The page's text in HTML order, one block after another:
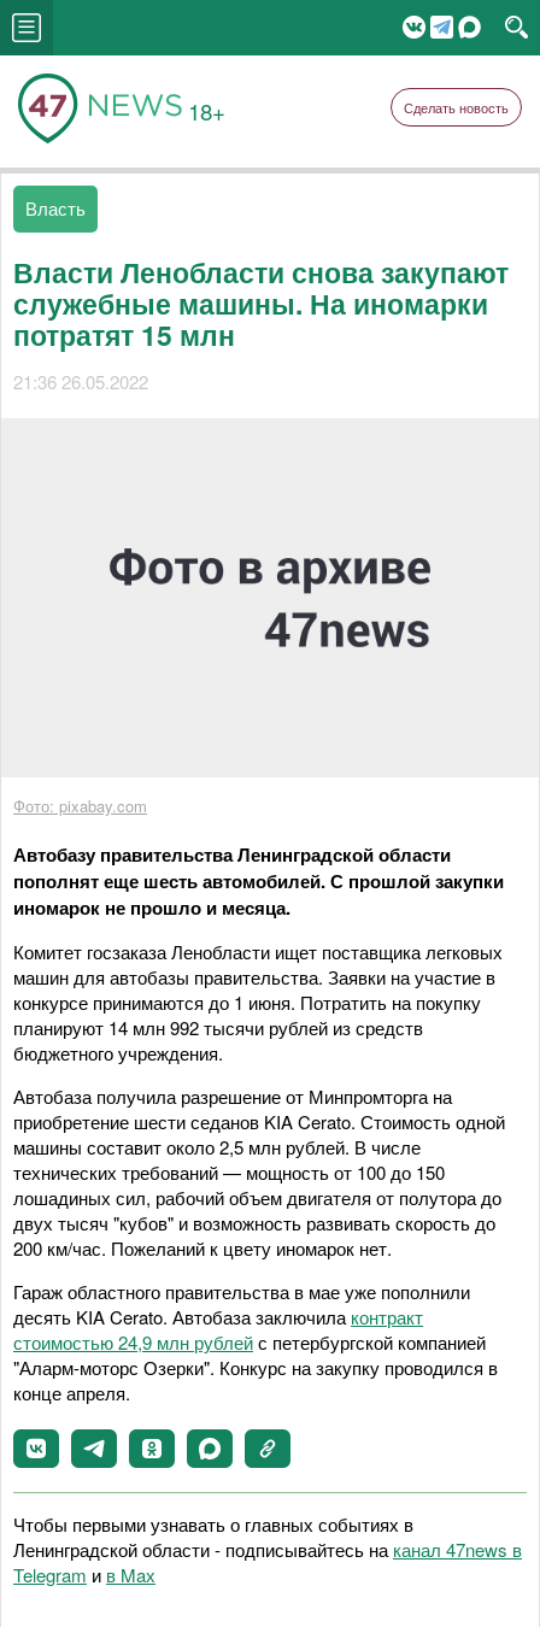
18+ Сделать новость
Власть
Власти Ленобласти снова закупают
служебные машины. На иномарки
потратят 15 млн
21:36 26.05.2022
Фото: pixabay.com
Автобазу правительства Ленинградской области
пополнят еще шесть автомобилей. С прошлой закупки
иномарок не прошло и месяца.
Комитет госзаказа Ленобласти ищет поставщика легковых
машин для автобазы правительства. Заявки на участие в
конкурсе принимаются до 1 июня. Потратить на покупку
планируют 14 млн 992 тысячи рублей из средств
бюджетного учреждения.
Автобаза получила разрешение от Минпромторга на
приобретение шести седанов KIA Cerato. Стоимость одной
машины составит около 2,5 млн рублей. В числе
технических требований — мощность от 100 до 150
лошадиных сил, рабочий объем двигателя от полутора до
двух тысяч "кубов" и возможность развивать скорость до
200 км/час. Пожеланий к цвету иномарок нет.
Гараж областного правительства в мае уже пополнили
десять KIA Cerato. Автобаза заключила контракт
стоимостью 24,9 млн рублейс петербургской компанией
"Аларм-моторс Озерки". Конкурс на закупку проводился в
конце апреля.
Чтобы первыми узнавать о главных событиях в
Ленинградской области - подписывайтесь на канал 47news в
Telegram и в Maх